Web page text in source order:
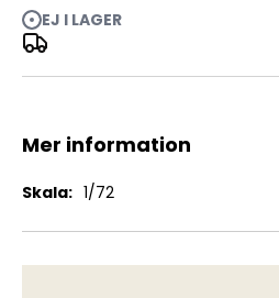
EJ I LAGER
Mer information
Mer
1/72